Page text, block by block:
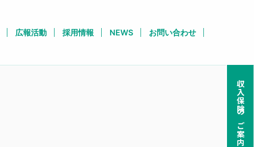
収入保険のご案内
広報活動 採用情報 NEWS お問い合わせ